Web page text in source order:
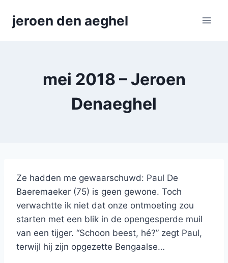
jeroen den aeghel
mei 2018 – Jeroen
Denaeghel
Ze hadden me gewaarschuwd: Paul De
Baeremaeker (75) is geen gewone. Toch
verwachtte ik niet dat onze ontmoeting zou
starten met een blik in de opengesperde muil
van een tijger. “Schoon beest, hé?” zegt Paul,
terwijl hij zijn opgezette Bengaalse…